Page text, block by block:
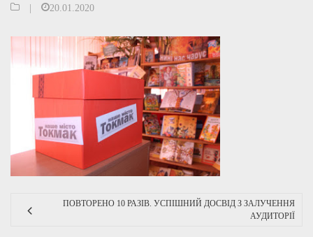
20.01.2020
ПОВТОРЕНО 10 РАЗІВ. УСПІШНИЙ ДОСВІД З ЗАЛУЧЕННЯ
АУДИТОРІЇ